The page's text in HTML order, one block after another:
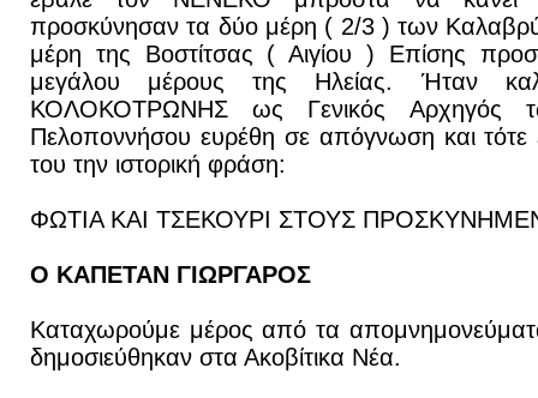
προσκύνησαν τα δύο μέρη ( 2/3 ) των
μέρη της Βοστίτσας ( Αιγίου ) Επίσης
μεγάλου μέρους της Ηλείας. Ήταν
ΚΟΛΟΚΟΤΡΩΝΗΣ ως Γενικός Αρχηγός
Πελοποννήσου ευρέθη σε απόγνωση και τότε
του την ιστορική φράση:
ΦΩΤΙΑ ΚΑΙ ΤΣΕΚΟΥΡΙ ΣΤΟΥΣ
Ο ΚΑΠΕΤΑΝ ΓΙΩΡΓΑΡΟΣ
Καταχωρούμε μέρος από τα
δημοσιεύθηκαν στα Ακοβίτικα Νέα.